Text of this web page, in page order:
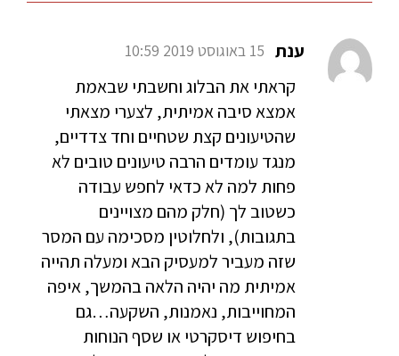
ענת 15 באוגוסט 2019 10:59
קראתי את הבלוג וחשבתי שבאמת
אמצא סיבה אמיתית, לצערי מצאתי
שהטיעונים קצת שטחיים וחד צדדיים,
מנגד עומדים הרבה טיעונים טובים לא
פחות למה לא כדאי לחפש עבודה
כשטוב לך (חלק מהם מצויינים
בתגובות), ולחלוטין מסכימה עם המסר
שזה מעביר למעסיק הבא ומעלה תהייה
אמיתית מה יהיה הלאה בהמשך, איפה
המחוייבות, נאמנות, השקעה…גם
בחיפוש דיסקרטי או שסף הנוחות